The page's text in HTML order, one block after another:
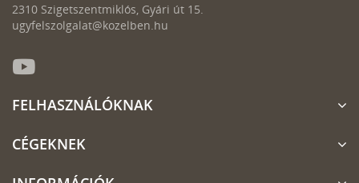
2310 Szigetszentmiklós, Gyári út 15.
ugyfelszolgalat@kozelben.hu
FELHASZNÁLÓKNAK
CÉGEKNEK